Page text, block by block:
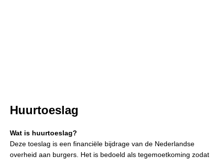
Huurtoeslag
Wat is huurtoeslag?
Deze toeslag is een financiële bijdrage van de Nederlandse
overheid aan burgers. Het is bedoeld als tegemoetkoming zodat